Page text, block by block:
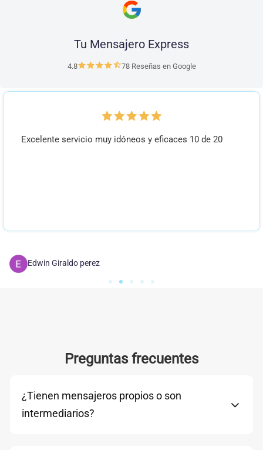
Tu Mensajero Express
4.8 78 Reseñas en Google
Excelente servicio muy idóneos y eficaces 10 de 20
Edwin Giraldo perez
Preguntas frecuentes
¿Tienen mensajeros propios o son
intermediarios?